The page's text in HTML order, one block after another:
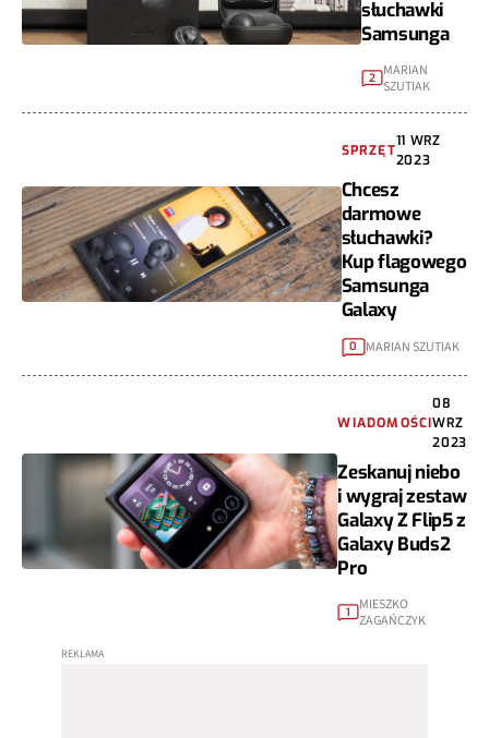
słuchawki
Samsunga
2
MARIAN
SZUTIAK
SPRZĘT
11 WRZ
2023
Chcesz
darmowe
słuchawki?
Kup flagowego
Samsunga
Galaxy
0 MARIAN SZUTIAK
WIADOMOŚCI
08
WRZ
2023
Zeskanuj niebo
i wygraj zestaw
Galaxy Z Flip5 z
Galaxy Buds2
Pro
1
MIESZKO
ZAGAŃCZYK